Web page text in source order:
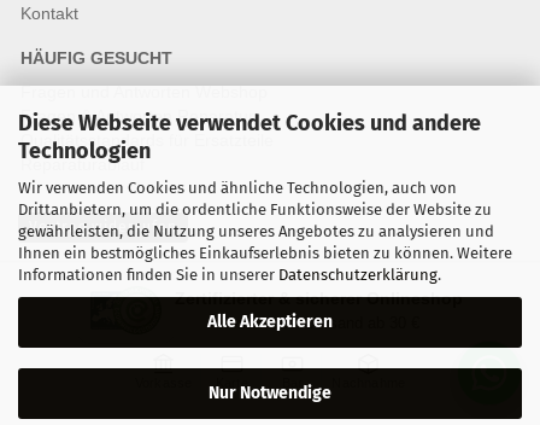
Diese Webseite verwendet Cookies und andere
Technologien
Wir verwenden Cookies und ähnliche Technologien, auch von
Drittanbietern, um die ordentliche Funktionsweise der Website zu
gewährleisten, die Nutzung unseres Angebotes zu analysieren und
Ihnen ein bestmögliches Einkaufserlebnis bieten zu können. Weitere
Informationen finden Sie in unserer Datenschutzerklärung.
Alle Akzeptieren
Nur Notwendige
Kontakt
HÄUFIG GESUCHT
Fragen und Antworten Webshop
Fragen & Antworten Reparatur
Qualitätsstandards für Ersatzteile
Reparaturablauf
Vertrag widerrufen
Zertifizierter & sicherer Onlineshop
Kostenloser Versand ab 30 €